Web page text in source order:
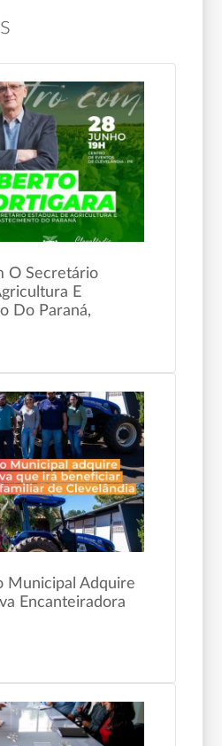
O Secretário
E
Do Paraná,
Municipal Adquire
Encanteiradora